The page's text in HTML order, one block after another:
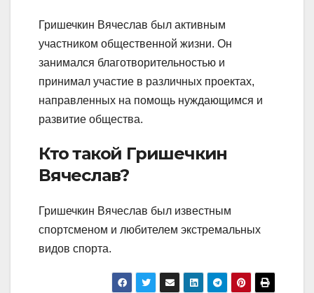
Гришечкин Вячеслав был активным
участником общественной жизни. Он
занимался благотворительностью и
принимал участие в различных проектах,
направленных на помощь нуждающимся и
развитие общества.
Кто такой Гришечкин
Вячеслав?
Гришечкин Вячеслав был известным
спортсменом и любителем экстремальных
видов спорта.